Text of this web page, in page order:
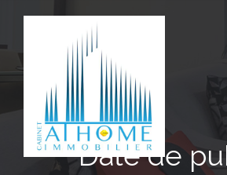
Date de